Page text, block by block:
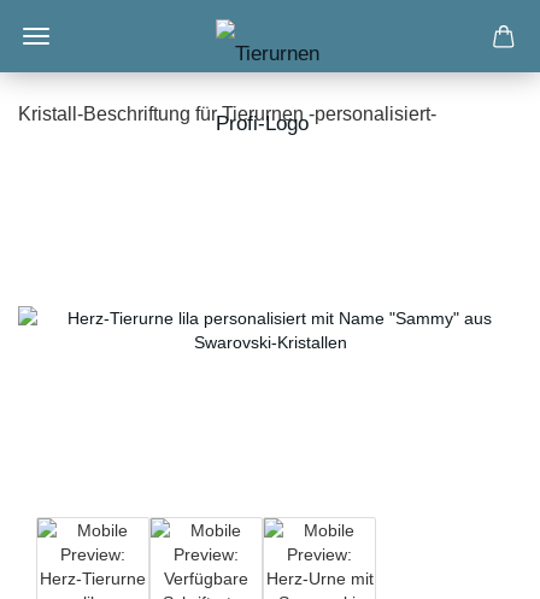
Kristall-Beschriftung für Tierurnen -personalisiert-